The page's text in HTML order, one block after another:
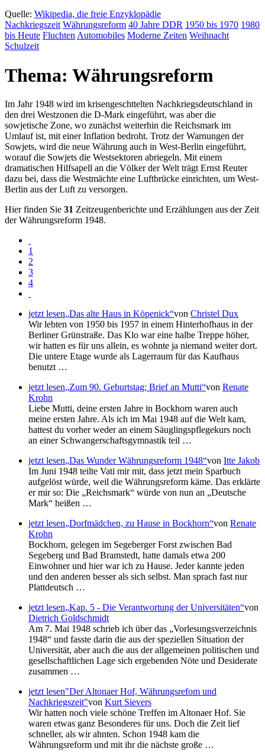
Quelle: Wikipedia, die freie Enzyklopädie
Nachkriegszeit Währungsreform 40 Jahre DDR 1950 bis 1970 1980
bis Heute FluchtenAutomobiles Moderne Zeiten Weihnacht
Schulzeit
Thema: Währungsreform
Im Jahr 1948 wird im krisengeschttelten Nachkriegsdeutschland in
den drei Westzonen die D-Mark eingeführt, was aber die
sowjetische Zone, wo zunächst weiterhin die Reichsmark im
Umlauf ist, mit einer Inflation bedroht. Trotz der Warnungen der
Sowjets, wird die neue Währung auch in West-Berlin eingeführt,
worauf die Sowjets die Westsektoren abriegeln. Mit einem
dramatischen Hilfsapell an die Völker der Welt trägt Ernst Reuter
dazu bei, dass die Westmächte eine Luftbrücke einrichten, um West-
Berlin aus der Luft zu versorgen.
Hier finden Sie 31 Zeitzeugenberichte und Erzählungen aus der Zeit
der Währungsreform 1948.
1
2
3
4
jetzt lesen Das alte Haus in Köpenick von Christel Dux
Wir lebten von 1950 bis 1957 in einem Hinterhofhaus in der
Berliner Grünstraße. Das Klo war eine halbe Treppe höher,
wir hatten es für uns allein, es wohnte ja niemand weiter dort.
Die untere Etage wurde als Lagerraum für das Kaufhaus
benutzt …
jetzt lesen Zum 90. Geburtstag; Brief an Mutti von Renate
Krohn
Liebe Mutti, deine ersten Jahre in Bockhorn waren auch
meine ersten Jahre. Als ich im Mai 1948 auf die Welt kam,
hattest du vorher weder an einem Säuglingspflegekurs noch
an einer Schwangerschaftsgymnastik teil …
jetzt lesen Das Wunder Währungsreform 1948 von Itte Jakob
Im Juni 1948 teilte Vati mir mit, dass jetzt mein Sparbuch
aufgelöst würde, weil die Währungsreform käme. Das erklärte
er mir so: Die
Reichsmark würde von nun an
Deutsche
Mark
heißen …
jetzt lesen Dorfmädchen, zu Hause in Bockhorn von Renate
Krohn
Bockhorn, gelegen im Segeberger Forst zwischen Bad
Segeberg und Bad Bramstedt, hatte damals etwa 200
Einwohner und hier war ich zu Hause. Jeder kannte jeden
und den anderen besser als sich selbst. Man sprach fast nur
Plattdeutsch …
jetzt lesen Kap. 5 - Die Verantwortung der Universitäten von
Dietrich Goldschmidt
Am 7. Mai 1948 schrieb ich über das
Vorlesungsverzeichnis
1948
und fasste darin die aus der speziellen Situation der
Universität, aber auch die aus der allgemeinen politischen und
gesellschaftlichen Lage sich ergebenden Nöte und Desiderate
zusammen …
jetzt lesen"Der Altonaer Hof, Währungsrefom und
Nachkriegszeit"von Kurt Sievers
Wir hatten noch viele schöne Treffen im Altonaer Hof. Sie
waren etwas ganz Besonderes für uns. Doch die Zeit lief
schneller, als wir ahnten. Schon 1948 kam die
Währungsreform und mit ihr die nächste große …